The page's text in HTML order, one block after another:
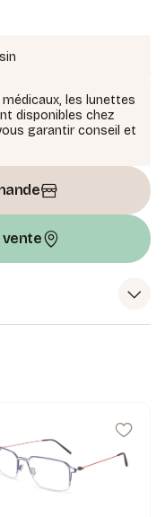
les lunettes
disponibles chez
garantir conseil et
vente